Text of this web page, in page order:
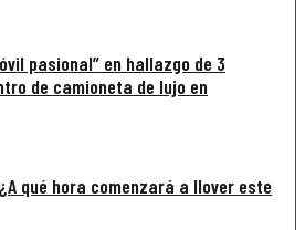
pasional” en hallazgo de 3
de camioneta de lujo en
qué hora comenzará a llover este